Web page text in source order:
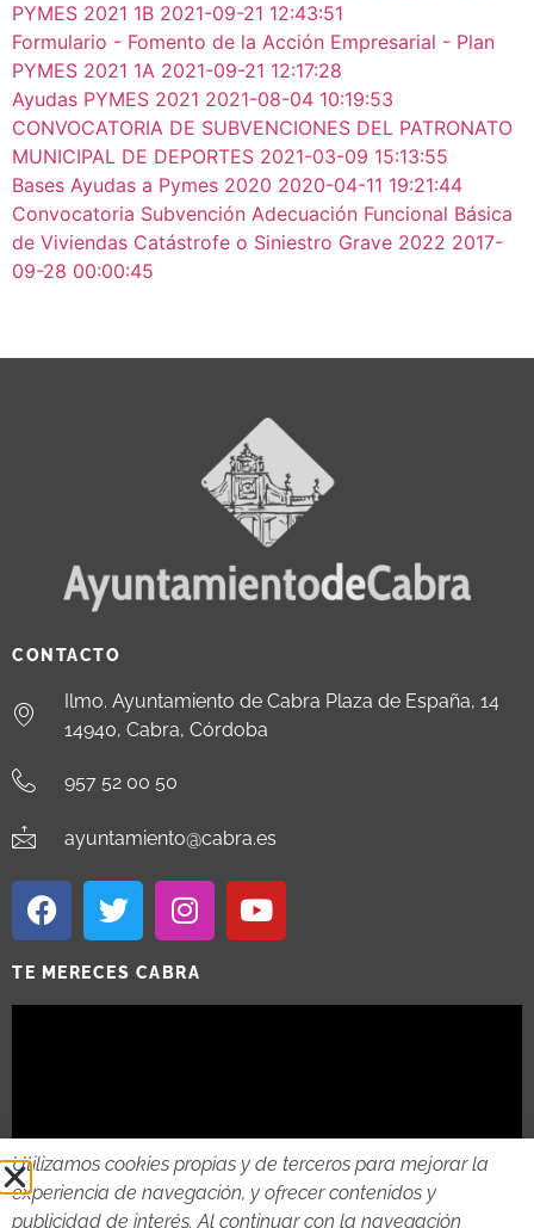
PYMES 2021 1B 2021-09-21 12:43:51
Formulario - Fomento de la Acción Empresarial - Plan
PYMES 2021 1A 2021-09-21 12:17:28
Ayudas PYMES 2021 2021-08-04 10:19:53
CONVOCATORIA DE SUBVENCIONES DEL PATRONATO
MUNICIPAL DE DEPORTES 2021-03-09 15:13:55
Bases Ayudas a Pymes 2020 2020-04-11 19:21:44
Convocatoria Subvención Adecuación Funcional Básica
de Viviendas Catástrofe o Siniestro Grave 2022 2017-
09-28 00:00:45
CONTACTO
Ilmo. Ayuntamiento de Cabra Plaza de España, 14
14940, Cabra, Córdoba
957 52 00 50
ayuntamiento@cabra.es
TE MERECES CABRA
Utilizamos cookies propias y de terceros para mejorar la
experiencia de navegación, y ofrecer contenidos y
publicidad de interés. Al continuar con la navegación